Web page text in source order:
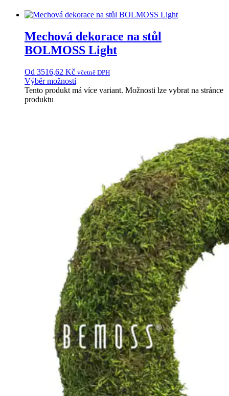
Mechová dekorace na stůl
BOLMOSS Light
Od 3516,62 Kč včetně DPH
Výběr možností
Tento produkt má více variant. Možnosti lze vybrat na stránce
produktu